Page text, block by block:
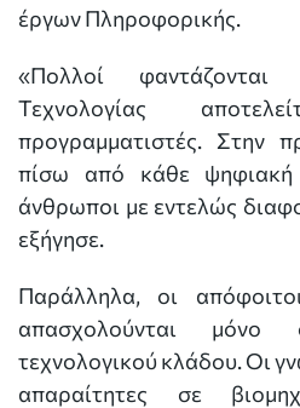
έργων Πληροφορικής.
«Πολλοί
Τεχνολογίας
προγραμματιστές. Στην
πίσω από κάθε ψηφιακή
άνθρωποι με εντελώς
εξήγησε.
Παράλληλα, οι
απασχολούνται μόνο
τεχνολογικού κλάδου. Οι
απαραίτητες σε